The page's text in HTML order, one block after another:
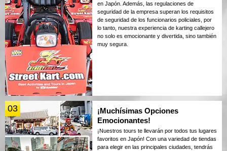
en Japón. Además, las regulaciones de
seguridad de la empresa superan los requisitos
de seguridad de los funcionarios policiales, por
lo tanto, nuestra experiencia de karting callejero
no solo es emocionante y divertida, sino también
muy segura.
03
¡Muchísimas Opciones
Emocionantes!
¡Nuestros tours te llevarán por todos tus lugares
favoritos en Japón! Con una variedad de tiendas
para elegir en las principales ciudades, tendrás